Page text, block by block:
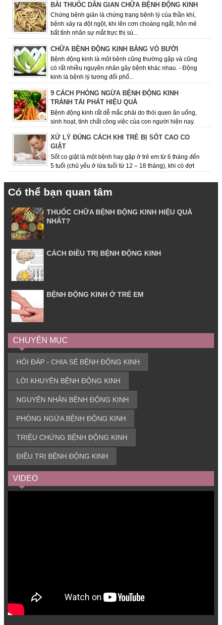
BÀI THUỐC DÂN GIAN CHỮA BỆNH ĐỘNG KINH
Chứng bệnh giản là chứng trạng bệnh lý của thần khí,
bệnh xảy ra đột ngột, khi lên cơn choáng ngất, hôn mê
bất tỉnh nhân sự mắt trực thị sù...
CHỮA BỆNH ĐỘNG KINH BẰNG VỎ BƯỞI
Bệnh động kinh là một bệnh cũng thường gặp và cũng
có rất nhiều nguyên nhân gây bệnh khác nhau. - Động
kinh là bệnh lý tương đối phổ...
9 CÁCH PHÒNG NGỪA BỆNH ĐỘNG KINH
TRÁNH TÁI PHÁT HIỆU QUẢ
Bệnh động kinh rất dễ mắc phải do thói quen ăn uống,
sinh hoạt, tính chất công việc của con người hiện nay.
XỬ LÝ ĐÚNG CÁCH KHI TRẺ BỊ SỐT CAO CO
GIẬT
Sốt co giật là một bệnh hay gặp ở trẻ em từ 6 tháng đến
5 tuổi (chủ yếu ở lứa tuổi từ 12 – 18 tháng), khi có đợt
Có thể bạn quan tâm
THUỐC CHỮA BỆNH ĐỘNG KINH HIỆU QUẢ
NHẤT?
CÁCH ĐIỀU TRỊ BỆNH ĐỘNG KINH
BỆNH ĐỘNG KINH Ở TRẺ EM
CHUYÊN MỤC
HỎI ĐÁP - CHIA SẺ BỆNH ĐỘNG KINH
LỜI KHUYÊN BỆNH ĐỘNG KINH
NGUYÊN NHÂN BỆNH ĐỘNG KINH
PHÒNG NGỪA BỆNH ĐỘNG KINH
TRIỆU CHỨNG BỆNH ĐỘNG KINH
ĐIỀU TRỊ BỆNH ĐỘNG KINH
VIDEO